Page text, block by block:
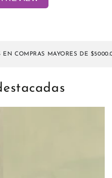
COMPRAS MAYORES DE $5000.00